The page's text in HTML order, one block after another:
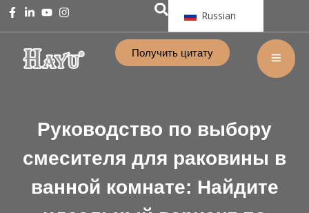
Russian
Получить цитату
Руководство по выбору
смесителя для раковины в
ванной комнате: Найдите